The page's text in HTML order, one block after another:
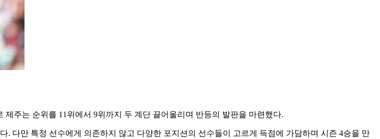
주는 순위를 11위에서 9위까지 두 계단 끌어올리며 반등의 발판을 마련했다.
다만 특정 선수에게 의존하지 않고 다양한 포지션의 선수들이 고르게 득점에 가담하며 시즌 4승을 만